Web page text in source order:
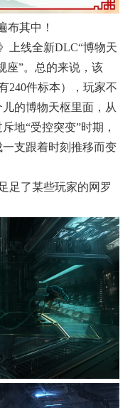
布其中！
上线全新DLC“博物天
座”。总的来说，该
240件标本），玩家不
的博物天枢里面，从
地“受控突变”时期，
支跟着时刻推移而变
足了某些玩家的网罗